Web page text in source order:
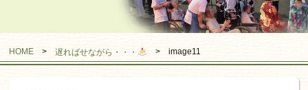
HOME >遅ればせながら・・・ >image11